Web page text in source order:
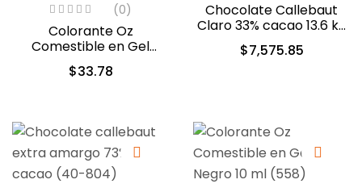
(0)
Colorante Oz
Comestible en Gel
Verde Follaje 60ml
(5313)
$33.78
Chocolate Callebaut
Claro 33% cacao 13.6 kg
(40-8210)
$7,575.85